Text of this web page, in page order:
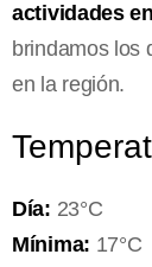
actividades
brindamos los
en la región.
Día: 23°C
Mínima: 17°C